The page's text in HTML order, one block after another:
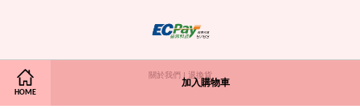
HOME
加入購物車
關於我們 | 退換貨